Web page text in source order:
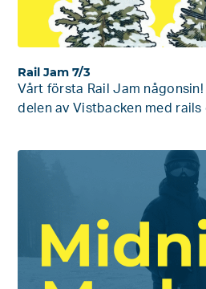
Rail Jam 7/3
Vårt första Rail Jam
delen av Vistbacken med